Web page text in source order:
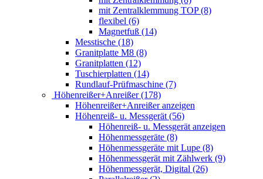
mit Zentralklemmung TOP (8)
flexibel (6)
Magnetfuß (14)
Messtische (18)
Granitplatte M8 (8)
Granitplatten (12)
Tuschierplatten (14)
Rundlauf-Prüfmaschine (7)
Höhenreißer+Anreißer (178)
Höhenreißer+Anreißer anzeigen
Höhenreiß- u. Messgerät (56)
Höhenreiß- u. Messgerät anzeigen
Höhenmessgeräte (8)
Höhenmessgeräte mit Lupe (8)
Höhenmessgerät mit Zählwerk (9)
Höhenmessgerät, Digital (26)